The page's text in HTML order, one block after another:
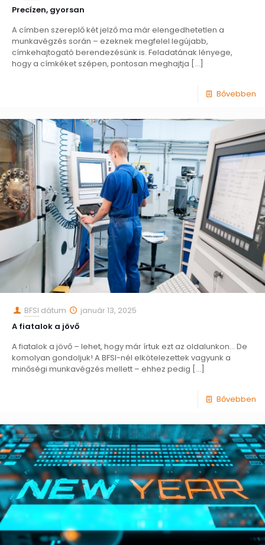
Precízen, gyorsan
A címben szereplő két jelző ma már elengedhetetlen a
munkavégzés során – ezeknek megfelel legújabb,
címkehajtogató berendezésünk is. Feladatának lényege,
hogy a címkéket szépen, pontosan meghajtja […]
Bővebben
BFSI dátum
január 13, 2025
A fiatalok a jövő
A fiatalok a jövő – lehet, hogy már írtuk ezt az oldalunkon… De
komolyan gondoljuk! A BFSI-nél elkötelezettek vagyunk a
minőségi munkavégzés mellett – ehhez pedig […]
Bővebben